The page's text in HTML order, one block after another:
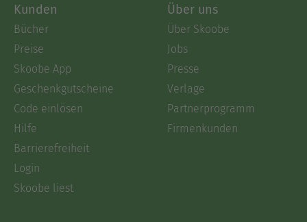
Kunden
Bücher
Preise
Skoobe App
Geschenkgutscheine
Code einlösen
Hilfe
Barrierefreiheit
Login
Skoobe liest
Über uns
Über Skoobe
Jobs
Presse
Verlage
Partnerprogramm
Firmenkunden